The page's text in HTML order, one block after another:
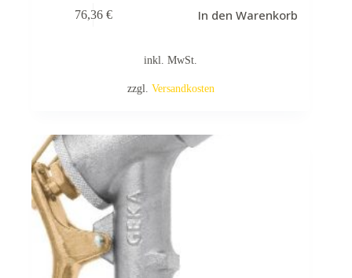
76,36 € In den Warenkorb
inkl. MwSt.
zzgl. Versandkosten